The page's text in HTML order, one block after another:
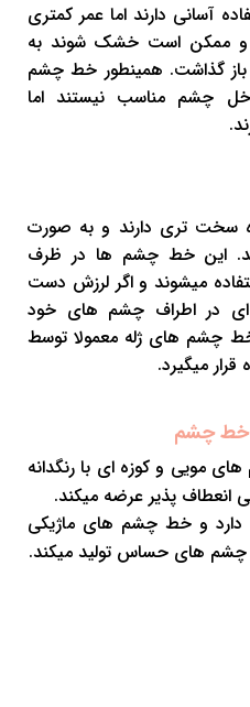
آسانی دارند اما عمر کمتری
و ممکن است خشک شوند به
باز گذاشت. همینطور خط چشم
چشم مناسب نیستند اما
سخت تری دارند و به صورت
این خط چشم ها در ظرف
میشوند و اگر لرزش دست
ای در اطراف چشم های خود
چشم های ژله معمولا توسط
میگیرد.
خط چشم
مویی و کوزه ای با رنگدانه
پذیر عرضه میکند.
دارد و خط چشم های ماژیکی
چشم های حساس تولید میکند.